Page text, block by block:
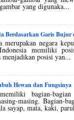
yang digunaka...
Berdasarkan Garis Bujur
merupakan negara
memiliki
menjadikan posisi yan...
Hewan dan Fungsinya
bagian-
masing. Bagian-
sayap, mata, kaki,